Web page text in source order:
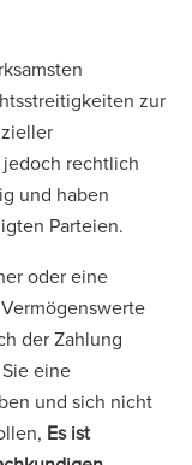
zur
rechtlich
und haben
Parteien.
oder eine
der Zahlung
eine
und sich nicht
Es ist